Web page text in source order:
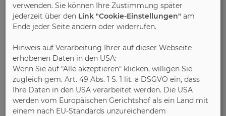
verwenden. Sie können Ihre Zustimmung später
jederzeit über den Link "Cookie-Einstellungen" am
Ende jeder Seite ändern oder widerrufen.
Hinweis auf Verarbeitung Ihrer auf dieser Webseite
erhobenen Daten in den USA:
Wenn Sie auf "Alle akzeptieren" klicken, willigen Sie
zugleich gem. Art. 49 Abs. 1 S. 1 lit. a DSGVO ein, dass
Ihre Daten in den USA verarbeitet werden. Die USA
werden vom Europäischen Gerichtshof als ein Land mit
einem nach EU-Standards unzureichendem